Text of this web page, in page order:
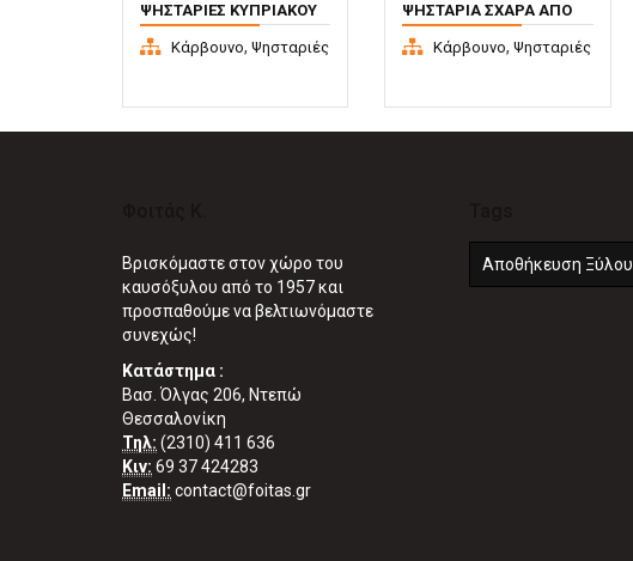
ΨΗΣΤΑΡΙΈΣ ΚΥΠΡΙΑΚΟΎ
ΤΎΠΟΥ.
Κάρβουνο, Ψησταριές
ΨΗΣΤΑΡΙΆ ΣΧΆΡΑ ΑΠΌ
INOX
Κάρβουνο,Ψησταριές
Βρισκόμαστε στον χώρο του
καυσόξυλου από το 1957 και
προσπαθούμε να βελτιωνόμαστε
συνεχώς!
Κατάστημα :
Βασ. Όλγας 206, Ντεπώ
Θεσσαλονίκη
Τηλ: (2310) 411 636
Κιν: 69 37 424283
Email: contact@foitas.gr
Αποθήκευση Ξύλου